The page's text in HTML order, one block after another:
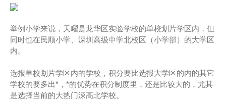
举例小学来说，天曜是龙华区实验学校的单校划片学区内，但
同时也在民顺小学、深圳高级中学北校区（小学部）的大学区
内。
选报单校划片学区内的学校，积分要比选报大学区的内的其它
学校的要多出*，*的优势在积分制度里，还是比较大的，尤其
是选择当前的大热门深高北学校。